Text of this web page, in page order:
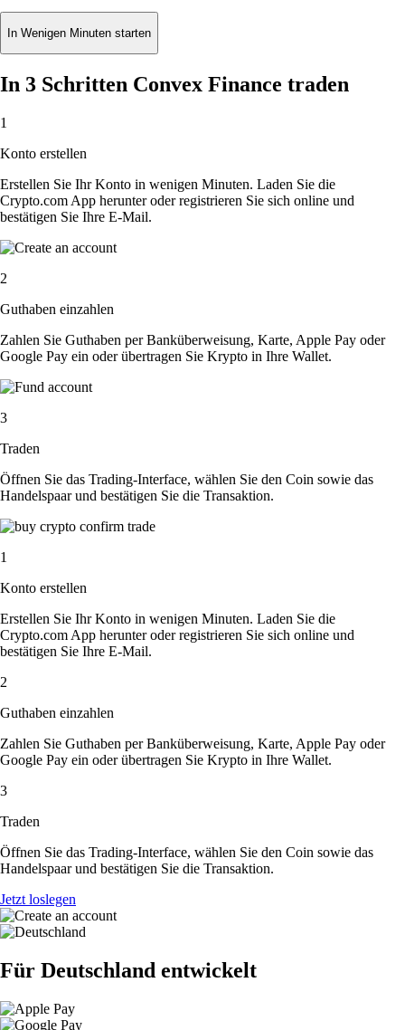
In Wenigen Minuten starten
In 3 Schritten Convex Finance traden
1
Konto erstellen
Erstellen Sie Ihr Konto in wenigen Minuten. Laden Sie die
Crypto.com App herunter oder registrieren Sie sich online und
bestätigen Sie Ihre E-Mail.
2
Guthaben einzahlen
Zahlen Sie Guthaben per Banküberweisung, Karte, Apple Pay oder
Google Pay ein oder übertragen Sie Krypto in Ihre Wallet.
3
Traden
Öffnen Sie das Trading-Interface, wählen Sie den Coin sowie das
Handelspaar und bestätigen Sie die Transaktion.
1
Konto erstellen
Erstellen Sie Ihr Konto in wenigen Minuten. Laden Sie die
Crypto.com App herunter oder registrieren Sie sich online und
bestätigen Sie Ihre E-Mail.
2
Guthaben einzahlen
Zahlen Sie Guthaben per Banküberweisung, Karte, Apple Pay oder
Google Pay ein oder übertragen Sie Krypto in Ihre Wallet.
3
Traden
Öffnen Sie das Trading-Interface, wählen Sie den Coin sowie das
Handelspaar und bestätigen Sie die Transaktion.
Jetzt loslegen
Für Deutschland entwickelt